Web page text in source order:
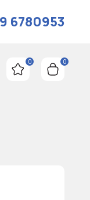
6780953
0 0